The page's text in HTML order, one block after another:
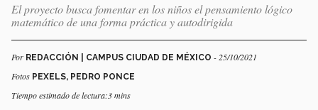
El proyecto busca fomentar en los niños el pensamiento lógico
matemático de una forma práctica y autodirigida
Por REDACCIÓN | CAMPUS CIUDAD DE MÉXICO - 25/10/2021
Fotos PEXELS, PEDRO PONCE
Tiempo estimado de lectura:3 mins